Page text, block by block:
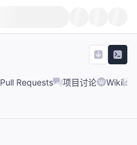
Pull Requests 项目讨论 Wiki